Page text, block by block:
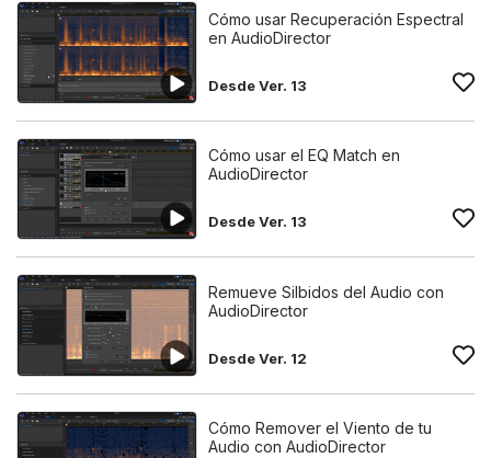
Cómo usar Recuperación Espectral
en AudioDirector
Desde Ver. 13
Cómo usar el EQ Match en
AudioDirector
Desde Ver. 13
Remueve Silbidos del Audio con
AudioDirector
Desde Ver. 12
Cómo Remover el Viento de tu
Audio con AudioDirector